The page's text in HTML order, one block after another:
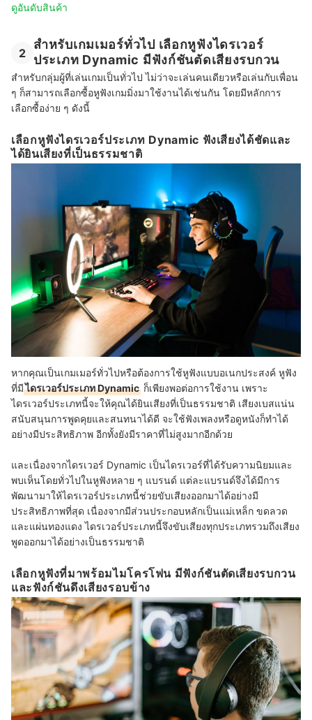
ดูอันดับสินค้า
2
สำหรับเกมเมอร์ทั่วไป เลือกหูฟังไดรเวอร์
ประเภท Dynamic มีฟังก์ชันตัดเสียงรบกวน
สำหรับกลุ่มผู้ที่เล่นเกมเป็นทั่วไป ไม่ว่าจะเล่นคนเดียวหรือเล่นกับเพื่อน
ๆ ก็สามารถเลือกซื้อหูฟังเกมมิ่งมาใช้งานได้เช่นกัน โดยมีหลักการ
เลือกซื้อง่าย ๆ ดังนี้
เลือกหูฟังไดรเวอร์ประเภท Dynamic ฟังเสียงได้ชัดและ
ได้ยินเสียงที่เป็นธรรมชาติ
หากคุณเป็นเกมเมอร์ทั่วไปหรือต้องการใช้หูฟังแบบอเนกประสงค์ หูฟัง
ที่มีไดรเวอร์ประเภท Dynamic ก็เพียงพอต่อการใช้งาน เพราะ
ไดรเวอร์ประเภทนี้จะให้คุณได้ยินเสียงที่เป็นธรรมชาติ เสียงเบสแน่น
สนับสนุนการพูดคุยและสนทนาได้ดี จะใช้ฟังเพลงหรือดูหนังก็ทำได้
อย่างมีประสิทธิภาพ อีกทั้งยังมีราคาที่ไม่สูงมากอีกด้วย
และเนื่องจากไดรเวอร์ Dynamic เป็นไดรเวอร์ที่ได้รับความนิยมและ
พบเห็นโดยทั่วไปในหูฟังหลาย ๆ แบรนด์ แต่ละแบรนด์จึงได้มีการ
พัฒนามาให้ไดรเวอร์ประเภทนี้ช่วยขับเสียงออกมาได้อย่างมี
ประสิทธิภาพที่สุด เนื่องจากมีส่วนประกอบหลักเป็นแม่เหล็ก ขดลวด
และแผ่นทองแดง ไดรเวอร์ประเภทนี้จึงขับเสียงทุกประเภทรวมถึงเสียง
พูดออกมาได้อย่างเป็นธรรมชาติ
เลือกหูฟังที่มาพร้อมไมโครโฟน มีฟังก์ชันตัดเสียงรบกวน
และฟังก์ชันดึงเสียงรอบข้าง